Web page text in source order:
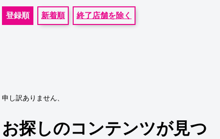
登録順 新着順 終了店舗を除く
申し訳ありません、
お探しのコンテンツが見つ